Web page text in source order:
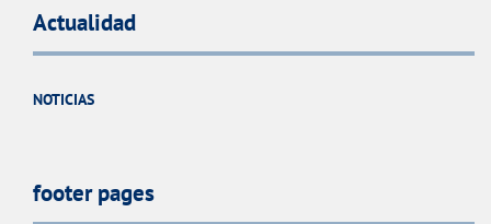
Actualidad
NOTICIAS
footer pages